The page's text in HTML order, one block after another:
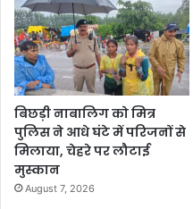
बिछड़ी नाबालिग को मित्र
पुलिस ने आधे घंटे में परिजनों से
मिलाया, चेहरे पर लौटाई
मुस्कान
August 7, 2026